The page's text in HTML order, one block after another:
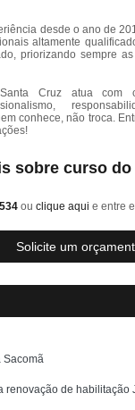
desde o ano de
altamente
priorizando sempre
Cruz atua com
conhece, não troca.
sobre curso
ou clique aqui e entre
Solicite um
Sacomã
renovação de habilitação